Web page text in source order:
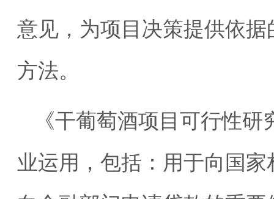
意见，为项目决策提供依
方法。
《干葡萄酒项目可行性
业运用，包括：用于向国